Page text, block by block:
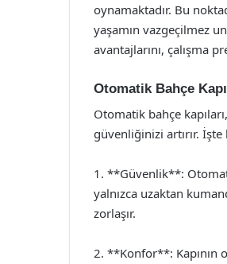
oynamaktadır. Bu
yaşamın vazgeçilmez
avantajlarını, çalışma
Otomatik Bahçe
Otomatik bahçe
güvenliğinizi artırır. İşte
1. **Güvenlik**:
yalnızca uzaktan
zorlaşır.
2. **Konfor**: Kapının